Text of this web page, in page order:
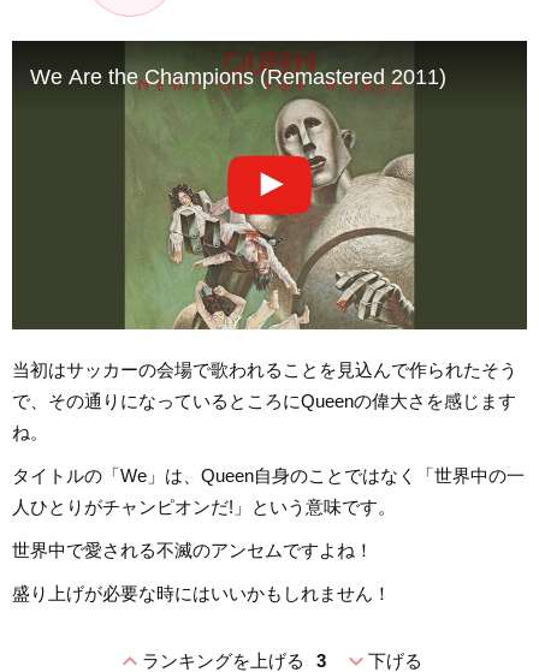
We Are the Champions (Remastered 2011)
当初はサッカーの会場で歌われることを見込んで作られたそう
で、その通りになっているところにQueenの偉大さを感じます
ね。
タイトルの「We」は、Queen自身のことではなく「世界中の一
人ひとりがチャンピオンだ!」という意味です。
世界中で愛される不滅のアンセムですよね！
盛り上げが必要な時にはいいかもしれません！
expand_lessランキングを上げる 3 expand_more下げる